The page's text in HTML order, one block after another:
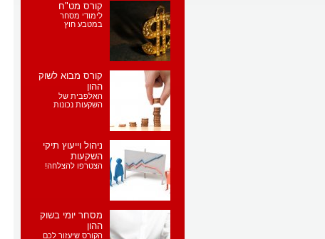
קורס מט"ח
לימודי מסחר
במטבע חוץ
קורס מבוא לשוק
ההון
האלפבית של
השקעות נכונות
ניהול וייעוץ תיקי
השקעות
הצטרפו להצלחה!
מסחר יומי בשוק
ההון
הקורס שיעזור לכם